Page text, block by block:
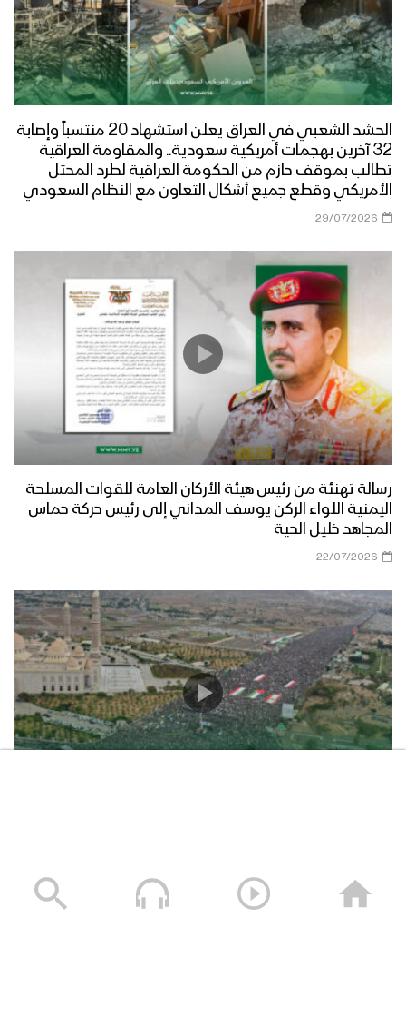
الحشد الشعبي في العراق يعلن استشهاد 20 منتسباً وإصابة
32 آخرين بهجمات أمريكية سعودية.. والمقاومة العراقية
تطالب بموقف حازم من الحكومة العراقية لطرد المحتل
الأمريكي وقطع جميع أشكال التعاون مع النظام السعودي
29/07/2026
رسالة تهنئة من رئيس هيئة الأركان العامة للقوات المسلحة
اليمنية اللواء الركن يوسف المداني إلى رئيس حركة حماس
المجاهد خليل الحية
22/07/2026
17/07/2026